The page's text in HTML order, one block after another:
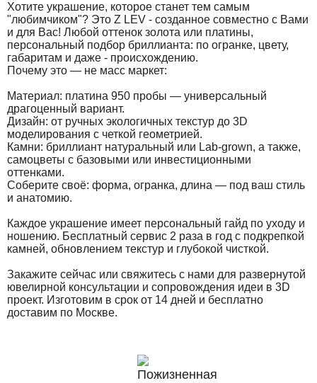
Хотите украшение, которое станет тем самым
"любимчиком"? Это Z LEV - созданное совместно с Вами
и для Вас! Любой оттенок золота или платины,
персональный подбор бриллианта: по огранке, цвету,
габаритам и даже - происхождению.
Почему это — не масс маркет:
Материал: платина 950 пробы — универсальный
драгоценный вариант.
Дизайн: от ручных экологичных текстур до 3D
моделирования с четкой геометрией.
Камни: бриллиант натуральный или Lab-grown, а также,
самоцветы с базовыми или инвестиционными
оттенками.
Соберите своё: форма, огранка, длина — под ваш стиль
и анатомию.
Каждое украшение имеет персональный гайд по уходу и
ношению. Бесплатный сервис 2 раза в год с подкрепкой
камней, обновлением текстур и глубокой чисткой.
Закажите сейчас или свяжитесь с нами для развернутой
ювелирной консультации и сопровождения идеи в 3D
проект. Изготовим в срок от 14 дней и бесплатно
доставим по Москве.